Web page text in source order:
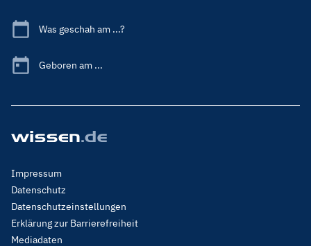
Was geschah am ...?
Geboren am ...
Footer
Menu
Legal
Impressum
Datenschutz
Datenschutzeinstellungen
Erklärung zur Barrierefreiheit
Mediadaten